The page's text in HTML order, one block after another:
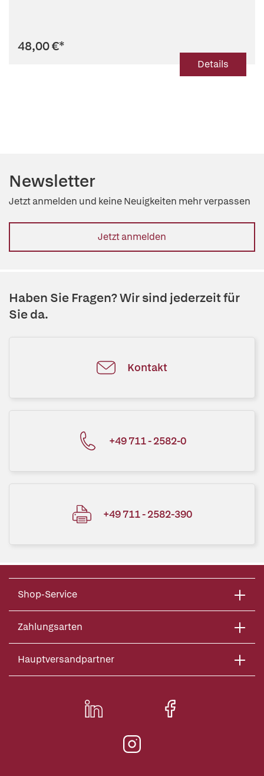
48,00 €*
Details
Newsletter
Jetzt anmelden und keine Neuigkeiten mehr verpassen
Jetzt anmelden
Haben Sie Fragen? Wir sind jederzeit für
Sie da.
Kontakt
+49 711 - 2582-0
+49 711 - 2582-390
Shop-Service
Zahlungsarten
Hauptversandpartner